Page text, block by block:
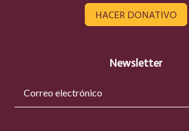
HACER DONATIVO
Newsletter